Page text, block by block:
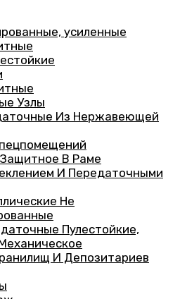
усиленные
Узлы
Из Нержавеющей
В Раме
И Передаточными
Не
Пулестойкие,
И Депозитариев